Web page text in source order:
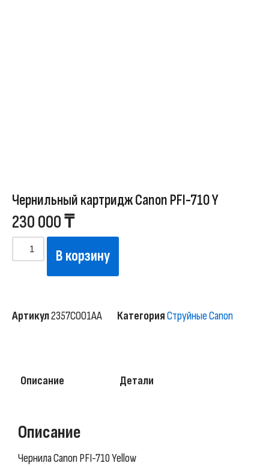
Чернильный картридж Canon PFI-710 Y
230 000₸
В корзину
Артикул2357C001AA КатегорияСтруйные Canon
Описание Детали
Описание
Чернила Canon PFI-710 Yellow